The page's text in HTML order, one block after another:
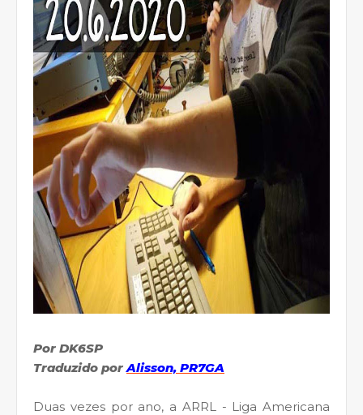
Por DK6SP
Traduzido porAlisson, PR7GA
Duas vezes por ano, a ARRL - Liga Americana